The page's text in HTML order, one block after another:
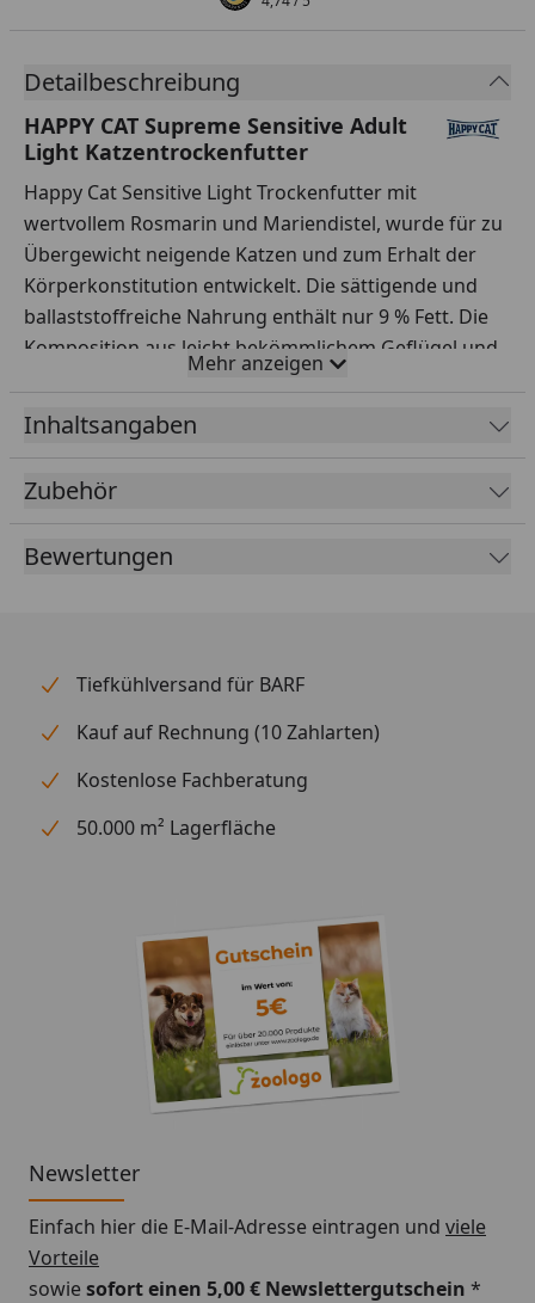
Detailbeschreibung
HAPPY CAT Supreme Sensitive Adult
Light Katzentrockenfutter
Happy Cat Sensitive Light Trockenfutter mit
wertvollem Rosmarin und Mariendistel, wurde für zu
Übergewicht neigende Katzen und zum Erhalt der
Körperkonstitution entwickelt. Die sättigende und
ballaststoffreiche Nahrung enthält nur 9 % Fett. Die
Komposition aus leicht bekömmlichem Geflügel und
feinen Kräutern sorgt dank der dreierlei
Krokettenformen für mehr Freude und Abwechslung
im Napf und hält die Katze vital.
Fütterungsempfehlung
8 kg 80 g
Mehr anzeigen
Inhaltsangaben
Zubehör
Bewertungen
Tiefkühlversand für BARF
Kauf auf Rechnung (10 Zahlarten)
Kostenlose Fachberatung
50.000 m² Lagerfläche
Newsletter
Einfach hier die E-Mail-Adresse eintragen und viele
Vorteile
sowiesofort einen 5,00 € Newslettergutschein *